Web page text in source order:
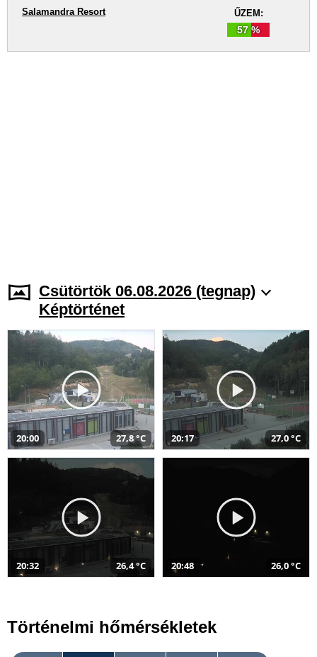
ŰZEM:
57 %
Salamandra Resort
Csütörtök 06.08.2026 (tegnap)
Képtörténet
20:00 27,8 °C 20:17 27,0 °C
20:32 26,4 °C 20:48 26,0 °C
Történelmi hőmérsékletek